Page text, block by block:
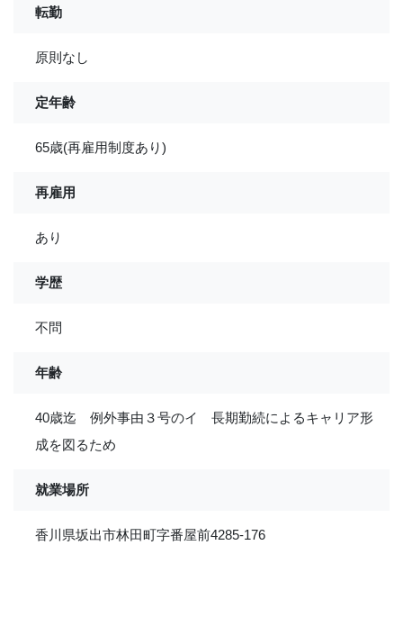
転勤
原則なし
定年齢
65歳(再雇用制度あり)
再雇用
あり
学歴
不問
年齢
40歳迄 例外事由３号のイ 長期勤続によるキャリア形
成を図るため
就業場所
香川県坂出市林田町字番屋前4285-176